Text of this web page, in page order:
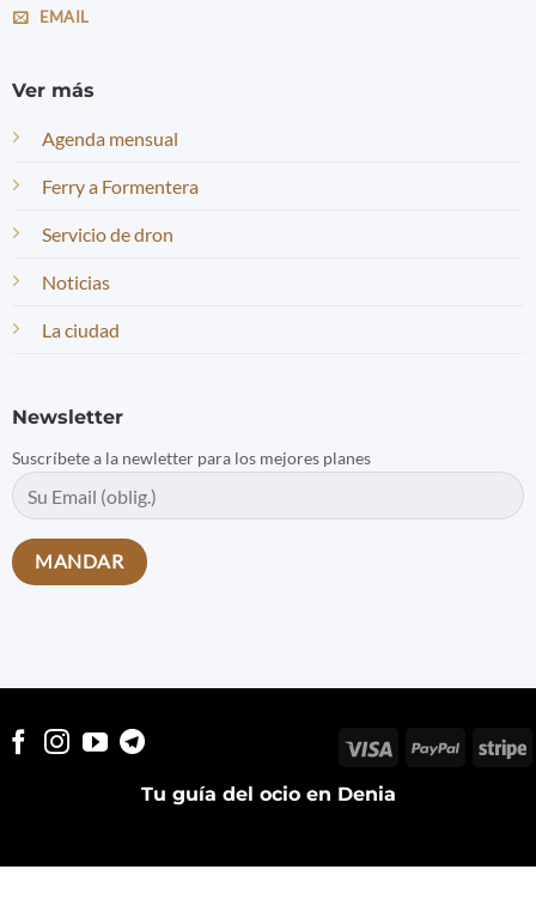
EMAIL
Ver más
Agenda mensual
Ferry a Formentera
Servicio de dron
Noticias
La ciudad
Newsletter
Suscríbete a la newletter para los mejores planes
Tu guía del ocio en Denia
Visa PayPal